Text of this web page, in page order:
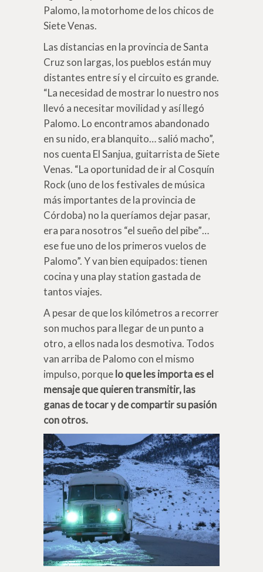
Palomo, la motorhome de los chicos de
Siete Venas.
Las distancias en la provincia de Santa
Cruz son largas, los pueblos están muy
distantes entre sí y el circuito es grande.
“La necesidad de mostrar lo nuestro nos
llevó a necesitar movilidad y así llegó
Palomo. Lo encontramos abandonado
en su nido, era blanquito… salió macho”,
nos cuenta El Sanjua, guitarrista de Siete
Venas. “La oportunidad de ir al Cosquín
Rock (uno de los festivales de música
más importantes de la provincia de
Córdoba) no la queríamos dejar pasar,
era para nosotros “el sueño del pibe”…
ese fue uno de los primeros vuelos de
Palomo”. Y van bien equipados: tienen
cocina y una play station gastada de
tantos viajes.
A pesar de que los kilómetros a recorrer
son muchos para llegar de un punto a
otro, a ellos nada los desmotiva. Todos
van arriba de Palomo con el mismo
impulso, porquelo que les importa es el
mensaje que quieren transmitir, las
ganas de tocar y de compartir su pasión
con otros.